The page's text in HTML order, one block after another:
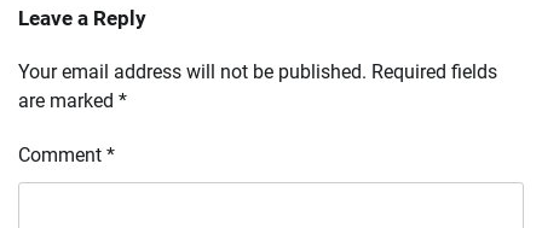
Leave a Reply
Your email address will not be published. Required fields
are marked *
Comment *